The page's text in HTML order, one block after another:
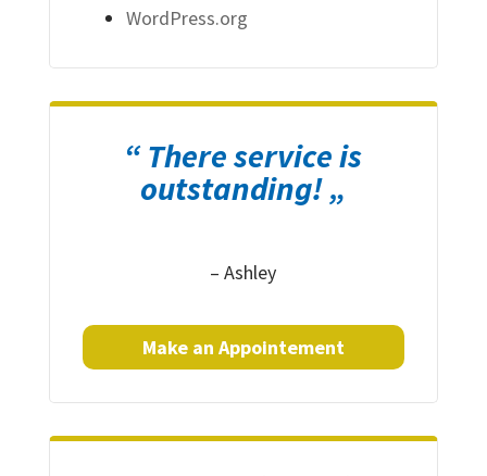
WordPress.org
“ There service is
outstanding! „
– Ashley
Make an Appointement